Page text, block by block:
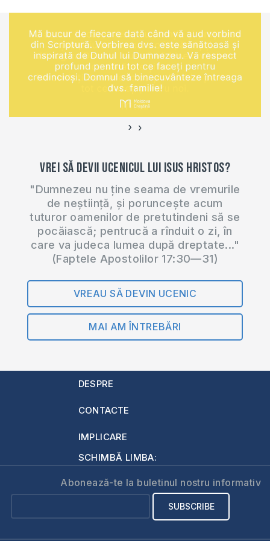
‹ ›
Vrei să devii ucenicul lui Isus Hristos?
"Dumnezeu nu ține seama de vremurile
de neștiință, și poruncește acum
tuturor oamenilor de pretutindeni să se
pocăiască; pentrucă a rînduit o zi, în
care va judeca lumea după dreptate..."
(Faptele Apostolilor 17:30—31)
VREAU SĂ DEVIN UCENIC
MAI AM ÎNTREBĂRI
DESPRE
CONTACTE
IMPLICARE
SCHIMBĂ LIMBA:
Abonează-te la buletinul nostru informativ